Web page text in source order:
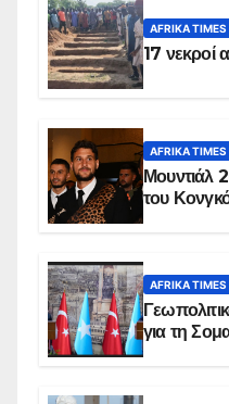
AFRIKA TIMES
17 νεκροί
AFRIKA TIMES
Μουντιάλ
του
AFRIKA TIMES
για τη